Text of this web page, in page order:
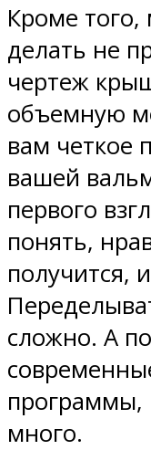
Кроме
делать не
чертеж
объемную
вам четкое
вашей
первого
понять,
получится,
сложно. А
программы,
много.